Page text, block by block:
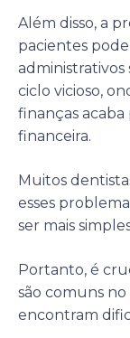
Além disso, a
pacientes
administrativos
ciclo vicioso,
finanças acaba
financeira.
Muitos
esses
ser mais
Portanto, é
são comuns
encontram